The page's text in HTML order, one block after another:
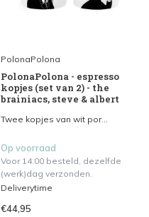
PolonaPolona
PolonaPolona - espresso
kopjes (set van 2) - the
brainiacs, steve & albert
Twee kopjes van wit por...
Op voorraad
Voor 14.00 besteld, dezelfde
(werk)dag verzonden.
Deliverytime
€44,95